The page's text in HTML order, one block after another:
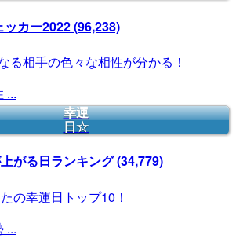
ッカー2022(96,238)
る相手の色々な相性が分かる！
...
幸運
日☆
がる日ランキング(34,779)
の幸運日トップ10！
...